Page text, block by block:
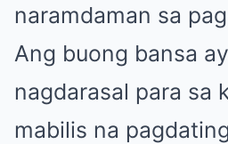
naramdaman sa
Ang buong bansa
nagdarasal para sa
mabilis na